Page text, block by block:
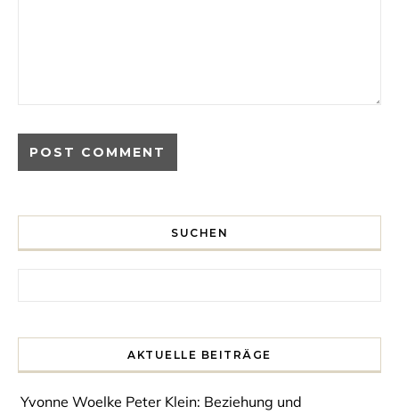
SUCHEN
AKTUELLE BEITRÄGE
Yvonne Woelke Peter Klein: Beziehung und